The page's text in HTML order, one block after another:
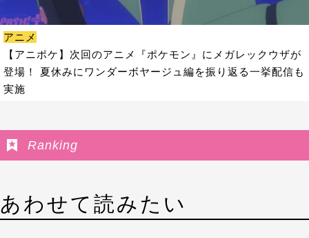
アニメ
【アニポケ】次回のアニメ『ポケモン』にメガレックウザが
登場！ 夏休みにワンダーボヤージュ編を振り返る一挙配信も
実施
Ranking
あわせて読みたい